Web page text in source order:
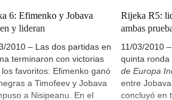
decisivo.
finales y
6: Efimenko y Jobava
y lideran
2010 – Las dos partidas en
terminaron con victorias
los favoritos: Efimenko ganó
a Timofeev y Jobava
a Nisipeanu. En el
Rijeka R5:
ambas
11/03/2010
quinta
de Europa
entre
concluyó en